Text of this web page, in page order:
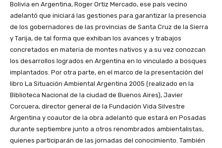
Bolivia en Argentina, Roger Ortiz Mercado, ese país vecino
adelantó que iniciará las gestiones para garantizar la presencia
de los gobernadores de las provincias de Santa Cruz de la Sierra
y Tarija, de tal forma que exhiban los avances y trabajos
concretados en materia de montes nativos y a su vez conozcan
los desarrollos logrados en Argentina en lo vinculado a bosques
implantados. Por otra parte, en el marco de la presentación del
libro La Situación Ambiental Argentina 2005 (realizado en la
Biblioteca Nacional de la ciudad de Buenos Aires), Javier
Corcuera, director general de la Fundación Vida Silvestre
Argentina y coautor de la obra adelantó que estará en Posadas
durante septiembre junto a otros renombrados ambientalistas,
quienes participarán de las jornadas del conocimiento. También